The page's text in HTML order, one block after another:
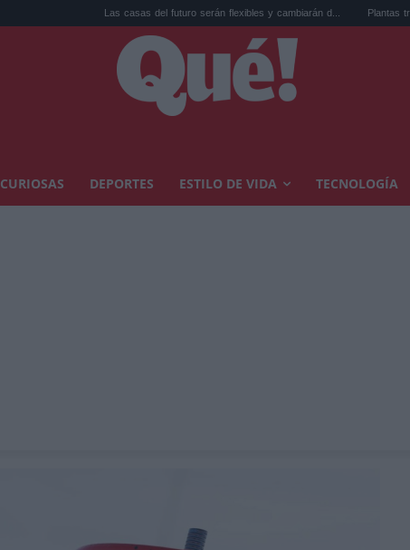
Las casas del futuro serán flexibles y cambiarán d... Plantas trepadoras en
CURIOSAS DEPORTES ESTILO DE VIDA TECNOLOGÍA